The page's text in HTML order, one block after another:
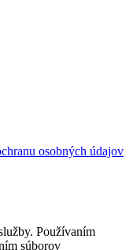
osobných údajov
Používaním
súborov